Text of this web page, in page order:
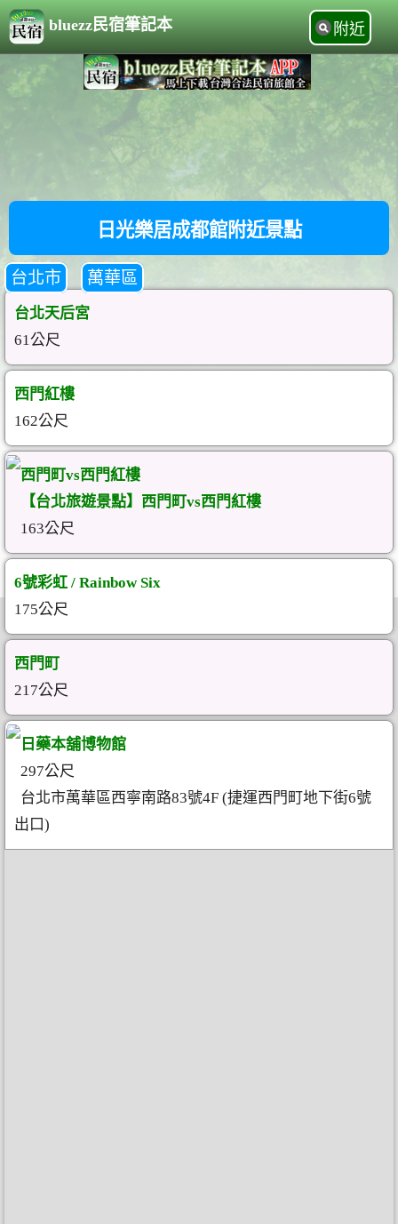
bluezz民宿筆記本 附近
日光樂居成都館附近景點
台北市 萬華區
台北天后宮
61公尺
西門紅樓
162公尺
西門町vs西門紅樓
【台北旅遊景點】西門町vs西門紅樓
163公尺
6號彩虹 / Rainbow Six
175公尺
西門町
217公尺
日藥本舖博物館
297公尺
台北市萬華區西寧南路83號4F (捷運西門町地下街6號
出口)